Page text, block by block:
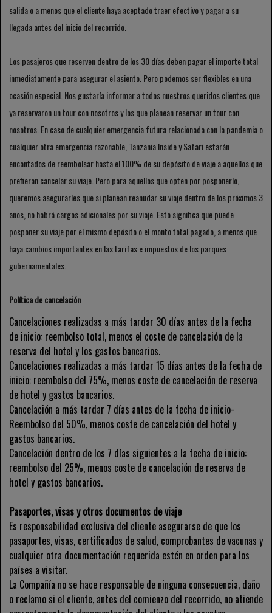
salida o a menos que el cliente haya aceptado traer efectivo y pagar a su
llegada antes del inicio del recorrido.
Los pasajeros que reserven dentro de los 30 días deben pagar el importe total
inmediatamente para asegurar el asiento. Pero podemos ser flexibles en una
ocasión especial. Nos gustaría informar a todos nuestros queridos clientes que
ya reservaron un tour con nosotros y los que planean reservar un tour con
nosotros. En caso de cualquier emergencia futura relacionada con la pandemia o
cualquier otra emergencia razonable, Tanzania Inside y Safari estarán
encantados de reembolsar hasta el 100% de su depósito de viaje a aquellos que
prefieran cancelar su viaje. Pero para aquellos que opten por posponerlo,
queremos asegurarles que si planean reanudar su viaje dentro de los próximos 3
años, no habrá cargos adicionales por su viaje. Esto significa que puede
posponer su viaje por el mismo depósito o el monto total pagado, a menos que
haya cambios importantes en las tarifas e impuestos de los parques
gubernamentales.
Política de cancelación
Cancelaciones realizadas a más tardar 30 días antes de la fecha
de inicio: reembolso total, menos el coste de cancelación de la
reserva del hotel y los gastos bancarios.
Cancelaciones realizadas a más tardar 15 días antes de la fecha de
inicio: reembolso del 75%, menos coste de cancelación de reserva
de hotel y gastos bancarios.
Cancelación a más tardar 7 días antes de la fecha de inicio-
Reembolso del 50%, menos coste de cancelación del hotel y
gastos bancarios.
Cancelación dentro de los 7 días siguientes a la fecha de inicio:
reembolso del 25%, menos coste de cancelación de reserva de
hotel y gastos bancarios.
Pasaportes, visas y otros documentos de viaje
Es responsabilidad exclusiva del cliente asegurarse de que los
pasaportes, visas, certificados de salud, comprobantes de vacunas y
cualquier otra documentación requerida estén en orden para los
países a visitar.
La Compañía no se hace responsable de ninguna consecuencia, daño
o reclamo si el cliente, antes del comienzo del recorrido, no atiende